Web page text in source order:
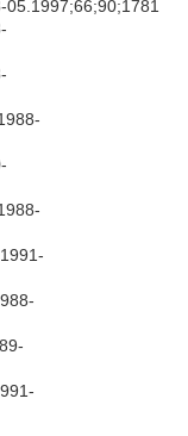
05.1997;66;90;1781